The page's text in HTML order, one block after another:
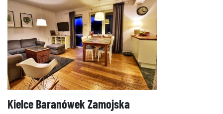
Kielce Baranówek Zamojska